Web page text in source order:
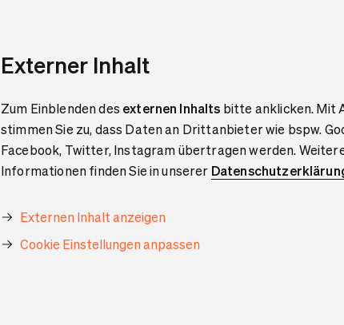
Externer Inhalt
Zum Einblenden des externen Inhalts bitte anklicken. Mit
stimmen Sie zu, dass Daten an Drittanbieter wie bspw.
Facebook, Twitter, Instagram übertragen werden.
Informationen finden Sie in unserer
Externen Inhalt anzeigen
Cookie Einstellungen anpassen